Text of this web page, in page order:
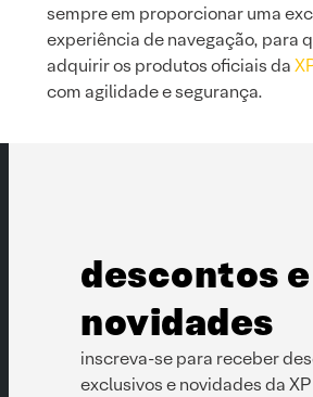
sempre em proporcionar uma
experiência de navegação, para
adquirir os produtos oficiais da
com agilidade e segurança.
descontos e
novidades
inscreva-se para receber
exclusivos e novidades da